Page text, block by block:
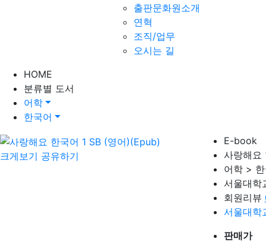
출판문화원소개
연혁
조직/업무
오시는 길
HOME
분류별 도서
어학
한국어
크게보기 공유하기
E-book
사랑해요
어학 >
서울대학
회원리뷰
서울대학
판매가